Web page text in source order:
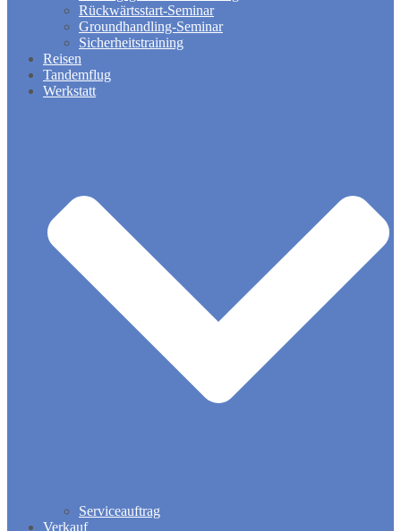
Rückwärtsstart-Seminar
Groundhandling​-Seminar
Sicherheitstraining
Reisen
Tandemflug
Werkstatt
Serviceauftrag
Verkauf